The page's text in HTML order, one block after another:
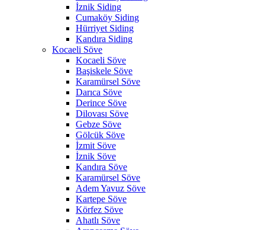
İznik Siding
Cumaköy Siding
Hürriyet Siding
Kandıra Siding
Kocaeli Söve
Kocaeli Söve
Başiskele Söve
Karamürsel Söve
Darıca Söve
Derince Söve
Dilovası Söve
Gebze Söve
Gölcük Söve
İzmit Söve
İznik Söve
Kandıra Söve
Karamürsel Söve
Adem Yavuz Söve
Kartepe Söve
Körfez Söve
Ahatlı Söve